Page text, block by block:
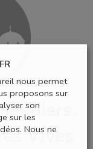
Vives
nous permet
proposons sur
son
sur les
Nous ne